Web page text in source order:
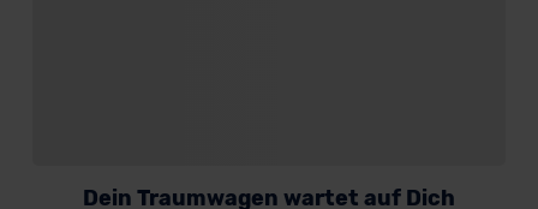
Dein Traumwagen wartet auf Dich